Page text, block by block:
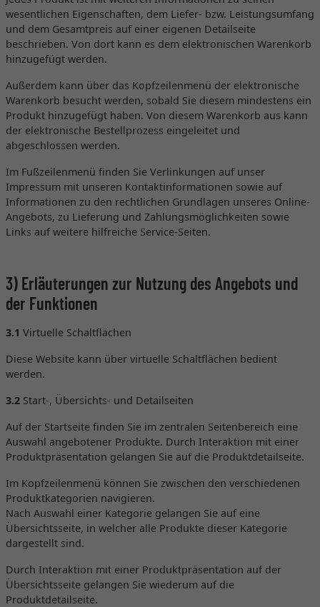
wesentlichen Eigenschaften, dem Liefer- bzw. Leistungsumfang
und dem Gesamtpreis auf einer eigenen Detailseite
beschrieben. Von dort kann es dem elektronischen Warenkorb
hinzugefügt werden.
Außerdem kann über das Kopfzeilenmenü der elektronische
Warenkorb besucht werden, sobald Sie diesem mindestens ein
Produkt hinzugefügt haben. Von diesem Warenkorb aus kann
der elektronische Bestellprozess eingeleitet und
abgeschlossen werden.
Im Fußzeilenmenü finden Sie Verlinkungen auf unser
Impressum mit unseren Kontaktinformationen sowie auf
Informationen zu den rechtlichen Grundlagen unseres Online-
Angebots, zu Lieferung und Zahlungsmöglichkeiten sowie
Links auf weitere hilfreiche Service-Seiten.
3) Erläuterungen zur Nutzung des Angebots und
der Funktionen
3.1 Virtuelle Schaltflächen
Diese Website kann über virtuelle Schaltflächen bedient
werden.
3.2 Start-, Übersichts- und Detailseiten
Auf der Startseite finden Sie im zentralen Seitenbereich eine
Auswahl angebotener Produkte. Durch Interaktion mit einer
Produktpräsentation gelangen Sie auf die Produktdetailseite.
Im Kopfzeilenmenü können Sie zwischen den verschiedenen
Produktkategorien navigieren.
Nach Auswahl einer Kategorie gelangen Sie auf eine
Übersichtsseite, in welcher alle Produkte dieser Kategorie
dargestellt sind.
Durch Interaktion mit einer Produktpräsentation auf der
Übersichtsseite gelangen Sie wiederum auf die
Produktdetailseite.